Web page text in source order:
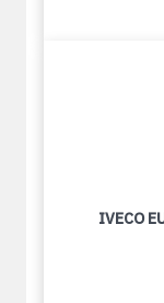
IVECO